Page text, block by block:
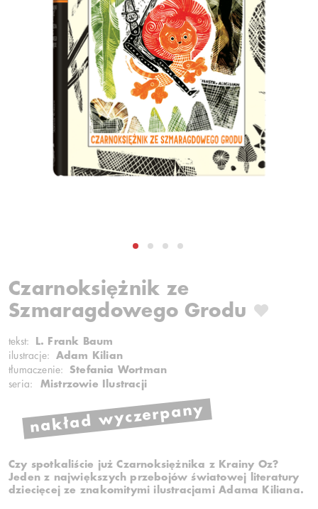
Czarnoksiężnik ze
Szmaragdowego Grodu
tekst:
L. Frank Baum
ilustracje:
Adam Kilian
tłumaczenie:
Stefania Wortman
seria:
Mistrzowie Ilustracji
nakład wyczerpany
Czy spotkaliście już Czarnoksiężnika z Krainy Oz?
Jedenz największych przebojów światowej literatury
dziecięcej ze znakomitymi ilustracjami Adama Kiliana.